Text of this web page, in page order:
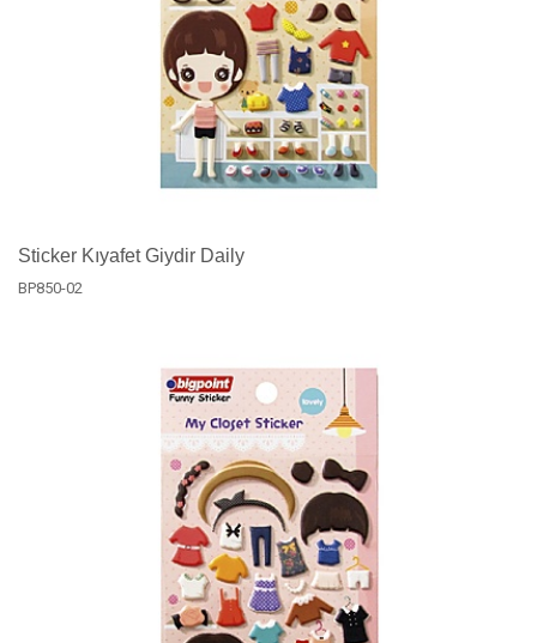
Sticker Kıyafet Giydir Daily
BP850-02